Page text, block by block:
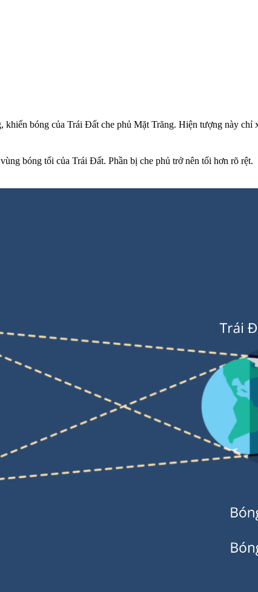
bóng của Trái Đất che phủ Mặt Trăng. Hiện tượng này chỉ
bóng tối của Trái Đất. Phần bị che phủ trở nên tối hơn rõ rệt.